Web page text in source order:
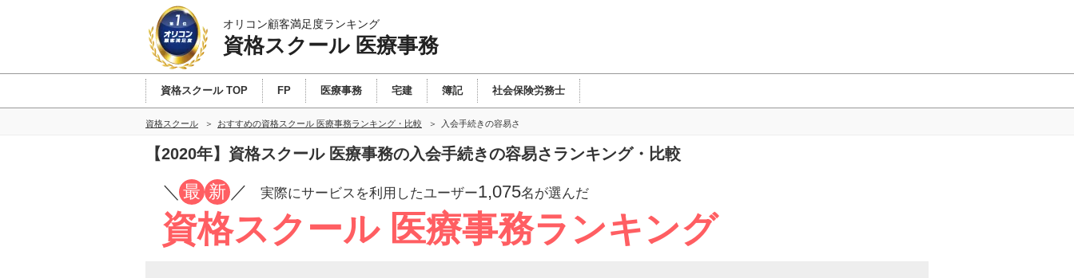
オリコン顧客満足度ランキング
資格スクール 医療事務
資格スクール TOP FP 医療事務 宅建 簿記 社会保険労務士
資格スクール おすすめの資格スクール 医療事務ランキング・比較 入会手続きの容易さ
【2020年】資格スクール 医療事務の入会手続きの容易さランキング・比較
／ 最 新 ／ 実際にサービスを利用したユーザー1,075名が選んだ
資格スクール 医療事務ランキング